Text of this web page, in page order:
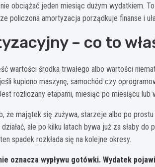
obciążać jeden miesiąc dużym wydatkiem.
policzona amortyzacja porządkuje finanse i
– co to
wartości środka trwałego albo wartości
kupiono maszynę, samochód czy
rozliczany etapami, miesiąc po miesiącu lub
że majątek się zużywa, starzeje albo po
ale po kilku latach bywa już za słaby
spadek rozkłada się na kolejne okresy.
oznacza wypływu gotówki. Wydatek